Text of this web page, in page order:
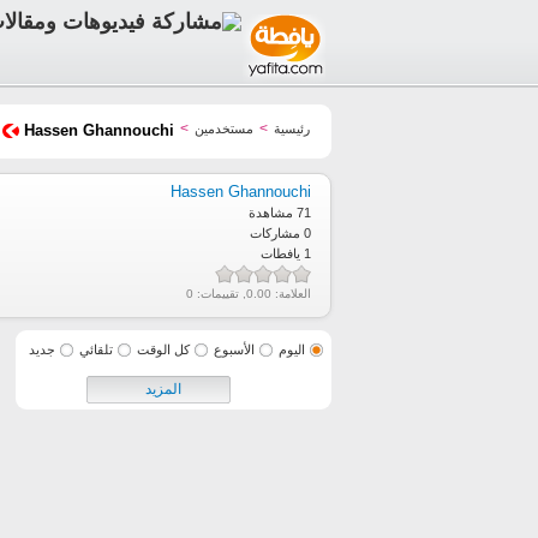
رئيسية > مستخدمين >
Hassen Ghannouchi
Hassen Ghannouchi
71 مشاهدة
0 مشاركات
1 يافطات
العلامة: 0.00 , تقييمات: 0
اليوم الأسبوع كل الوقت تلقائي جديد
المزيد